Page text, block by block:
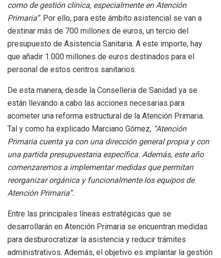
como de gestión clínica, especialmente en Atención
Primaria”. Por ello, para este ámbito asistencial se van a
destinar más de 700 millones de euros, un tercio del
presupuesto de Asistencia Sanitaria. A este importe, hay
que añadir 1.000 millones de euros destinados para el
personal de estos centros sanitarios.
De esta manera, desde la Conselleria de Sanidad ya se
están llevando a cabo las acciones necesarias para
acometer una reforma estructural de la Atención Primaria.
Tal y como ha explicado Marciano Gómez, “Atención
Primaria cuenta ya con una dirección general propia y con
una partida presupuestaria específica. Además, este año
comenzaremos a implementar medidas que permitan
reorganizar orgánica y funcionalmente los equipos de
Atención Primaria”.
Entre las principales líneas estratégicas que se
desarrollarán en Atención Primaria se encuentran medidas
para desburocratizar la asistencia y reducir trámites
administrativos. Además, el objetivo es implantar la gestión